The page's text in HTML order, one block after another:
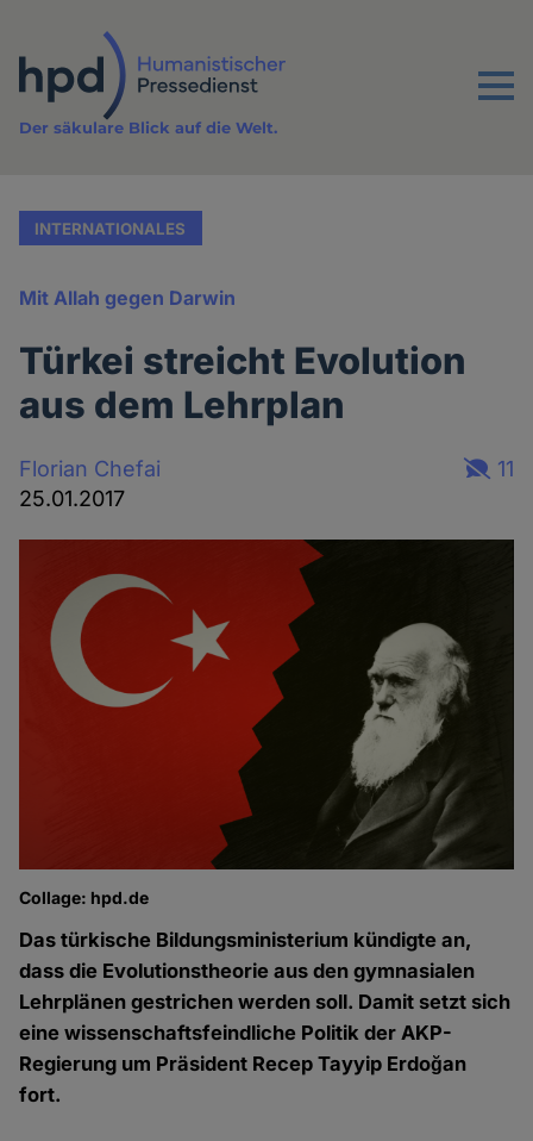
Inhalt
Menu
Der säkulare Blick auf die Welt.
INTERNATIONALES
Mit Allah gegen Darwin
Türkei streicht Evolution
aus dem Lehrplan
Florian Chefai
25.01.2017
11
Collage: hpd.de
Das türkische Bildungsministerium kündigte an,
dass die Evolutionstheorie aus den gymnasialen
Lehrplänen gestrichen werden soll. Damit setzt sich
eine wissenschaftsfeindliche Politik der AKP-
Regierung um Präsident Recep Tayyip Erdoğan
fort.